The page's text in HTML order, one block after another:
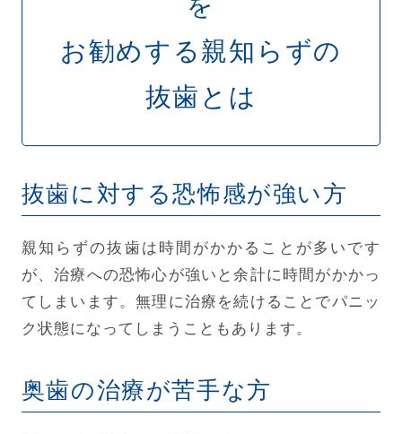
お勧めする親知らずの
抜歯とは
抜歯に対する恐怖感が強い方
親知らずの抜歯は時間がかかることが多いです
が、治療への恐怖心が強いと余計に時間がかかっ
てしまいます。無理に治療を続けることでパニッ
ク状態になってしまうこともあります。
奥歯の治療が苦手な方